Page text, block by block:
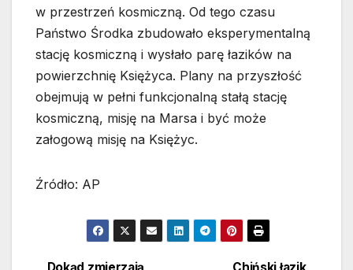
w przestrzeń kosmiczną. Od tego czasu
Państwo Środka zbudowało eksperymentalną
stację kosmiczną i wysłało parę łazików na
powierzchnię Księżyca. Plany na przyszłość
obejmują w pełni funkcjonalną stałą stację
kosmiczną, misję na Marsa i być może
załogową misję na Księżyc.
Źródło: AP